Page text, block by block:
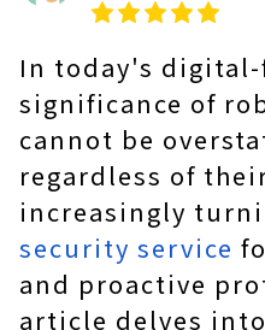
In today's
significance of
cannot be
regardless of
increasingly
security service
and proactive
article delves